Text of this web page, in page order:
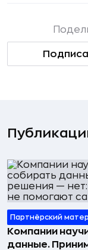
Партнёрский
Компании
данные.